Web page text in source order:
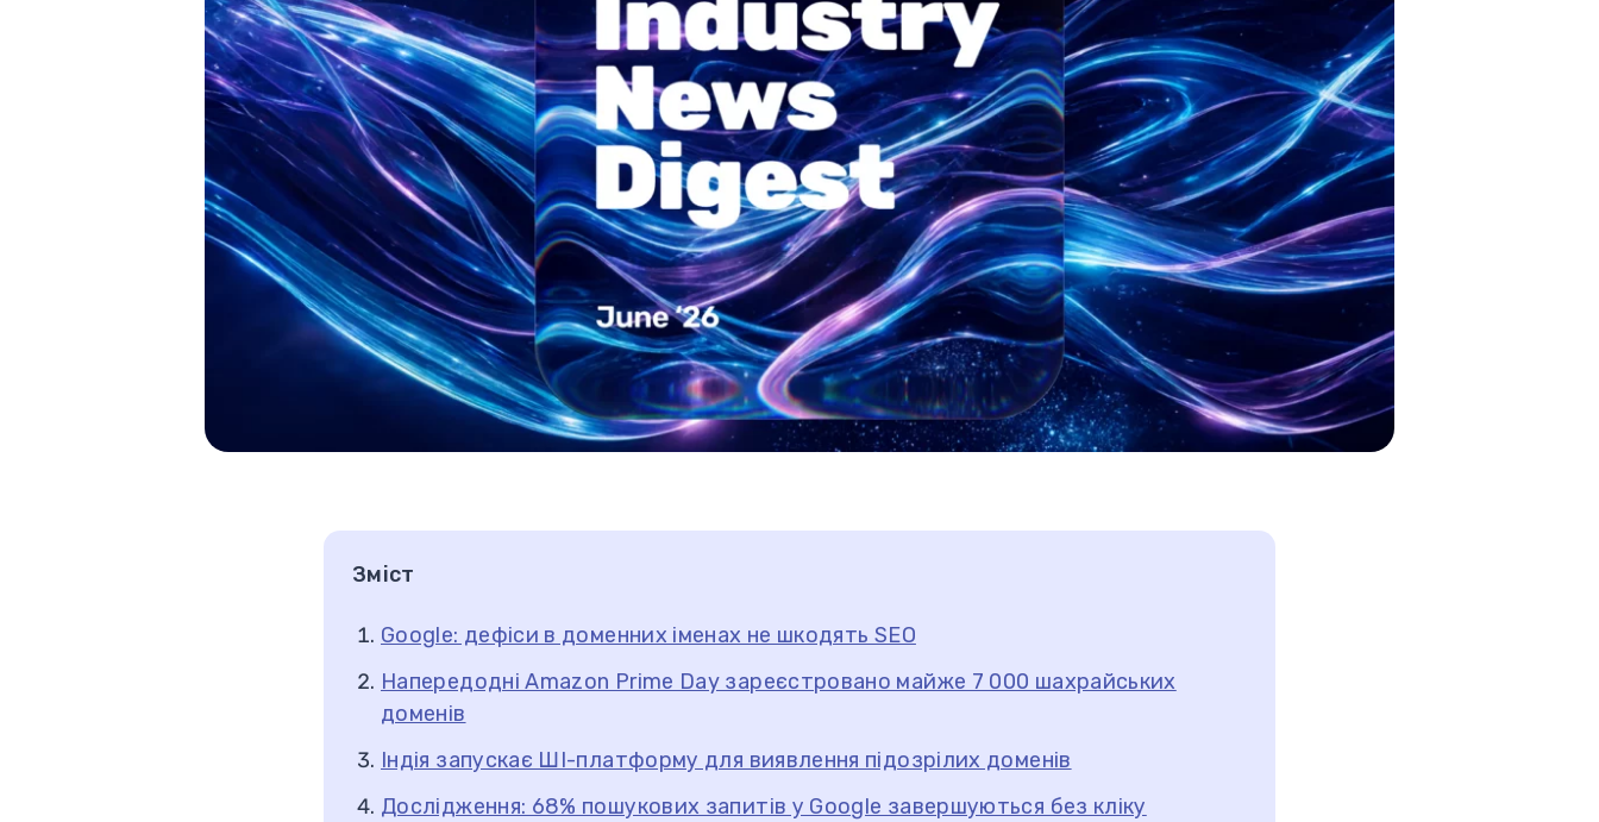
Зміст
Google: дефіси в доменних іменах не шкодять SEO
Напередодні Amazon Prime Day зареєстровано майже 7 000 шахрайських
доменів
Індія запускає ШІ-платформу для виявлення підозрілих доменів
Дослідження: 68% пошукових запитів у Google завершуються без кліку